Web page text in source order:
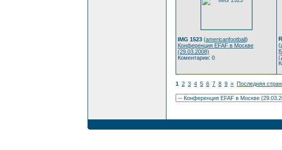
IMG 1523 (americanfootball)
Конференция EFAF в Москве
(29.03.2008)
Коментарии: 0
(
1 2 3 4 5 6 7 8 9 » Последняя